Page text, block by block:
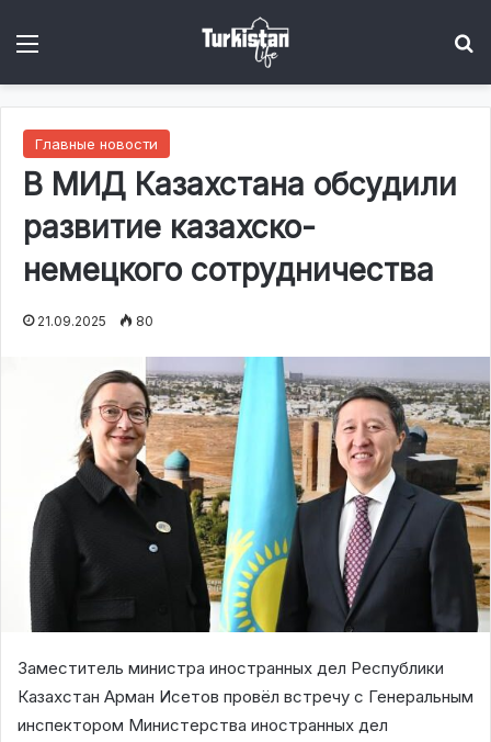
Главные новости
В МИД Казахстана обсудили
развитие казахско-
немецкого сотрудничества
21.09.2025 80
Заместитель министра иностранных дел Республики
Казахстан Арман Исетов провёл встречу с Генеральным
инспектором Министерства иностранных дел